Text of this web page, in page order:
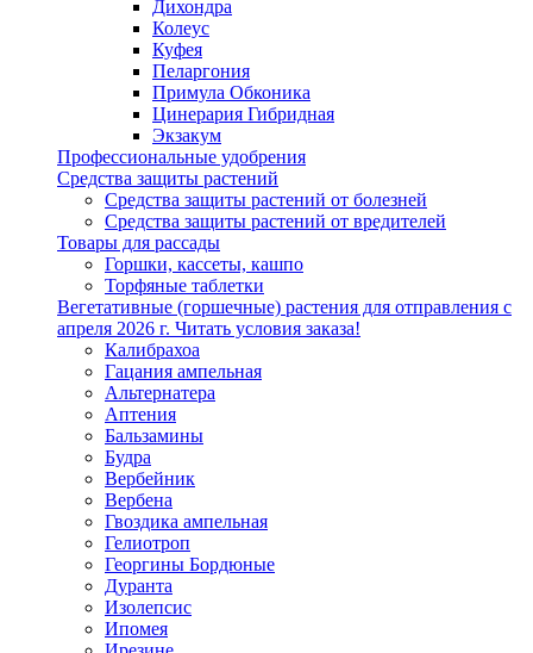
Дихондра
Колеус
Куфея
Пеларгония
Примула Обконика
Цинерария Гибридная
Экзакум
Профессиональные удобрения
Средства защиты растений
Средства защиты растений от болезней
Средства защиты растений от вредителей
Товары для рассады
Горшки, кассеты, кашпо
Торфяные таблетки
Вегетативные (горшечные) растения для отправления с
апреля 2026 г. Читать условия заказа!
Калибрахоа
Гацания ампельная
Альтернатера
Аптения
Бальзамины
Будра
Вербейник
Вербена
Гвоздика ампельная
Гелиотроп
Георгины Бордюные
Дуранта
Изолепсис
Ипомея